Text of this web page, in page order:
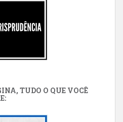
TUDO O QUE VOCÊ